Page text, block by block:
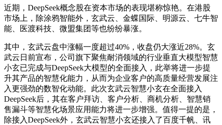
近期，DeepSeek概念股在资本市场的表现堪称惊艳。在港股
市场上，除涂鸦智能外，玄武云、金蝶国际、明源云、七牛智
能、医渡科技、微盟集团等也纷纷暴涨。
其中，玄武云盘中涨幅一度超过40%，收盘仍大涨近28%。玄
武云日前宣布，公司旗下聚焦耐消领域的行业垂直大模型智慧
小玄已完成与DeepSeek大模型的全面接入，此举将进一步提
升其产品的智慧化能力，从而为企业客户的高质量经营发展注
入更强劲的数智化动能。此次玄武云智慧小玄在全面接入
DeepSeek后，其在客户拜访、客户分析、商机分析、智慧销
售漏斗等智慧化场景应用能力将进一步增强。值得一提的是，
除接入DeepSeek外，玄武云智慧小玄还接入了百度千帆、讯